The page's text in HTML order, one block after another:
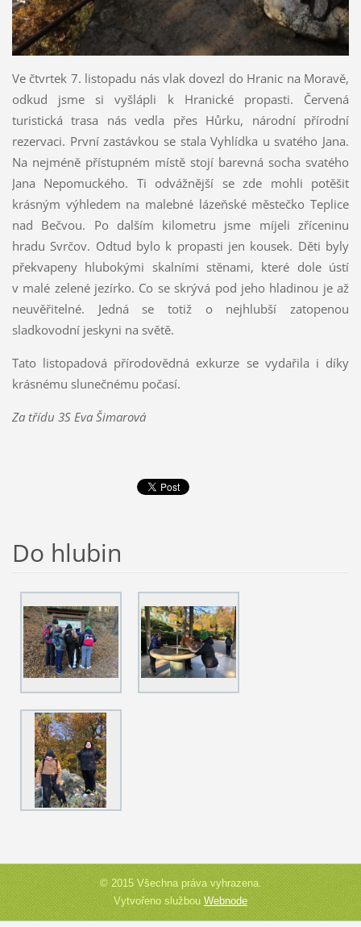
Ve čtvrtek 7. listopadu nás vlak dovezl do Hranic na Moravě,
odkud jsme si vyšlápli k Hranické propasti. Červená
turistická trasa nás vedla přes Hůrku, národní přírodní
rezervaci. První zastávkou se stala Vyhlídka u svatého Jana.
Na nejméně přístupném místě stojí barevná socha svatého
Jana Nepomuckého. Ti odvážnější se zde mohli potěšit
krásným výhledem na malebné lázeňské městečko Teplice
nad Bečvou. Po dalším kilometru jsme míjeli zříceninu
hradu Svrčov. Odtud bylo k propasti jen kousek. Děti byly
překvapeny hlubokými skalními stěnami, které dole ústí
v malé zelené jezírko. Co se skrývá pod jeho hladinou je až
neuvěřitelné. Jedná se totiž o nejhlubší zatopenou
sladkovodní jeskyni na světě.
Tato listopadová přírodovědná exkurze se vydařila i díky
krásnému slunečnému počasí.
Za třídu 3S Eva Šimarová
Do hlubin
© 2015 Všechna práva vyhrazena.
Vytvořeno službouWebnode